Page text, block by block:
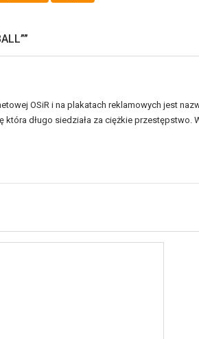
”
OSiR i na plakatach reklamowych jest
długo siedziała za ciężkie przestępstwo.